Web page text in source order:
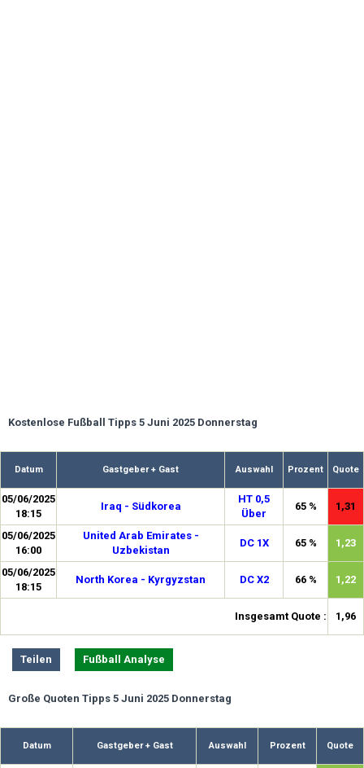
Kostenlose Fußball Tipps 5 Juni 2025 Donnerstag
Datum Gastgeber + Gast Auswahl Prozent Quote
05/06/2025
18:15
Iraq - Südkorea
HT 0,5
Über
65 % 1,31
05/06/2025
16:00
United Arab Emirates -
Uzbekistan
DC 1X 65 % 1,23
05/06/2025
18:15
North Korea - Kyrgyzstan DC X2 66 % 1,22
Insgesamt Quote : 1,96
Teilen Fußball Analyse
Große Quoten Tipps 5 Juni 2025 Donnerstag
Datum Gastgeber + Gast Auswahl Prozent Quote